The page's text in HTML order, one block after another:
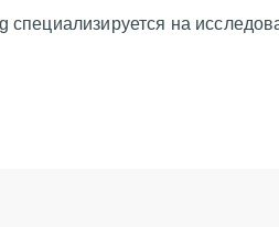
на